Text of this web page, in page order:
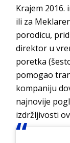
Krajem 2016.
ili za
porodicu,
direktor u
poretka
pomogao
kompaniju
najnovije
izdržljivosti